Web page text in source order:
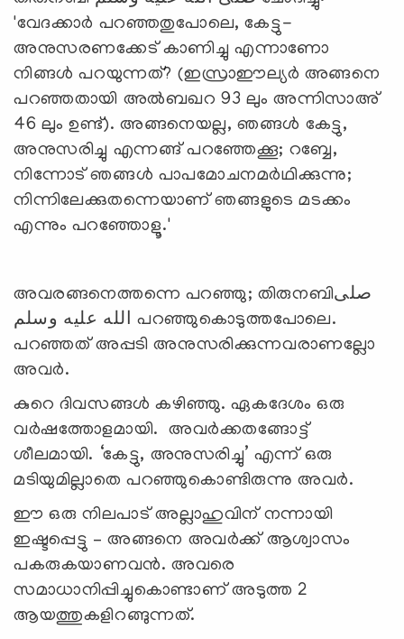
'വേദക്കാര്‍ പറഞ്ഞതുപോലെ, കേട്ടു-
അനുസരണക്കേട് കാണിച്ചു എന്നാണോ
നിങ്ങള്‍ പറയുന്നത്? (ഇസ്രാഈല്യര്‍ അങ്ങനെ
പറഞ്ഞതായി അല്‍ബഖറ 93 ലും അന്നിസാഅ്
46 ലും ഉണ്ട്). അങ്ങനെയല്ല, ഞങ്ങള്‍ കേട്ടു,
അനുസരിച്ചു എന്നങ്ങ് പറഞ്ഞേക്കൂ; റബ്ബേ,
നിന്നോട് ഞങ്ങള്‍ പാപമോചനമര്‍ഥിക്കുന്നു;
നിന്നിലേക്കുതന്നെയാണ് ഞങ്ങളുടെ മടക്കം
എന്നും പറഞ്ഞോളൂ.'
അവരങ്ങനെത്തന്നെ പറഞ്ഞു; തിരുനബിصلى
الله عليه وسلم പറഞ്ഞുകൊടുത്തപോലെ.
പറഞ്ഞത് അപ്പടി അനുസരിക്കുന്നവരാണല്ലോ
അവര്‍.
കുറെ ദിവസങ്ങള്‍ കഴിഞ്ഞു. ഏകദേശം ഒരു
വര്‍ഷത്തോളമായി. അവര്‍ക്കതങ്ങോട്ട്
ശീലമായി. ‘കേട്ടു, അനുസരിച്ചു’ എന്ന് ഒരു
മടിയുമില്ലാതെ പറഞ്ഞുകൊണ്ടിരുന്നു അവര്‍.
ഈ ഒരു നിലപാട് അല്ലാഹുവിന് നന്നായി
ഇഷ്ടപ്പെട്ടു – അങ്ങനെ അവര്‍ക്ക് ആശ്വാസം
പകരുകയാണവന്‍. അവരെ
സമാധാനിപ്പിച്ചുകൊണ്ടാണ് അടുത്ത 2
ആയത്തുകളിറങ്ങുന്നത്.